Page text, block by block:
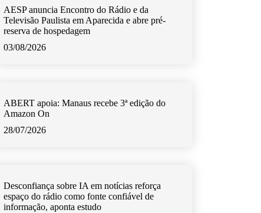
AESP anuncia Encontro do Rádio e da
Televisão Paulista em Aparecida e abre pré-
reserva de hospedagem
03/08/2026
ABERT apoia: Manaus recebe 3ª edição do
Amazon On
28/07/2026
Desconfiança sobre IA em notícias reforça
espaço do rádio como fonte confiável de
informação, aponta estudo